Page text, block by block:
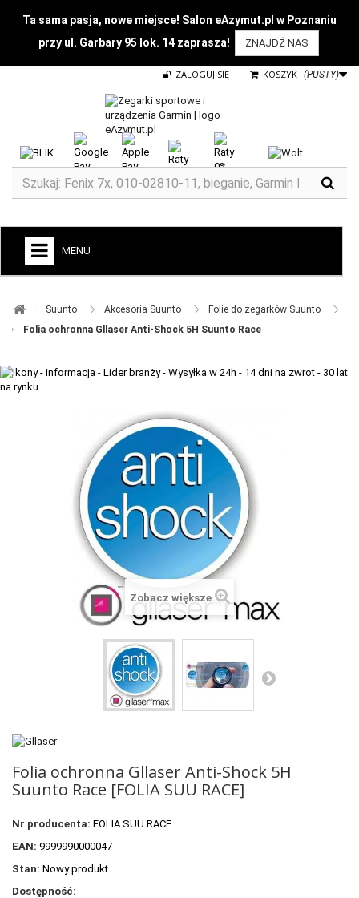
Ta sama pasja, nowe miejsce! Salon eAzymut.pl w Poznaniu
przy ul. Garbary 95 lok. 14 zaprasza!
ZNAJDŹ NAS
KOSZYK (PUSTY)
ZALOGUJ SIĘ
MENU
ZEGARKI DO BIEGANIA
TACX
RAM MOUNTS
VOSTOK EUROPE ZEGARKI
VICTORINOX ZEGARKI
OBAKU DENMARK ZEGARKI
OUTLET
WYPRZEDAŻ
Suunto ​ Akcesoria Suunto ​
Folie do zegarków Suunto ​
Folia ochronna Gllaser Anti-Shock 5H Suunto Race
Zobacz większe
Folia ochronna Gllaser Anti-Shock 5H
Suunto Race [FOLIA SUU RACE]
Nr producenta: FOLIA SUU RACE
EAN: 9999990000047
Stan: Nowy produkt
Dostępność: